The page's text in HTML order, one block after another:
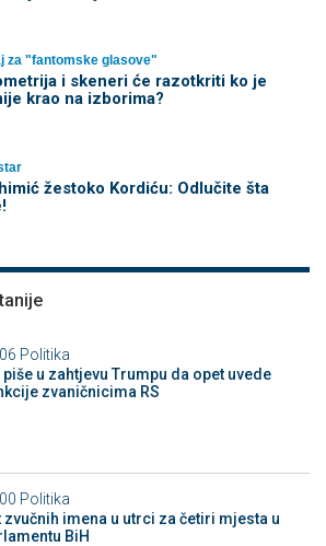
za "fantomske glasove"
i skeneri će razotkriti ko je
krao na izborima?
žestoko Kordiću: Odlučite šta
Politika
piše u zahtjevu Trumpu da opet uvede
zvaničnicima RS
Politika
zvučnih imena u utrci za četiri mjesta u
BiH